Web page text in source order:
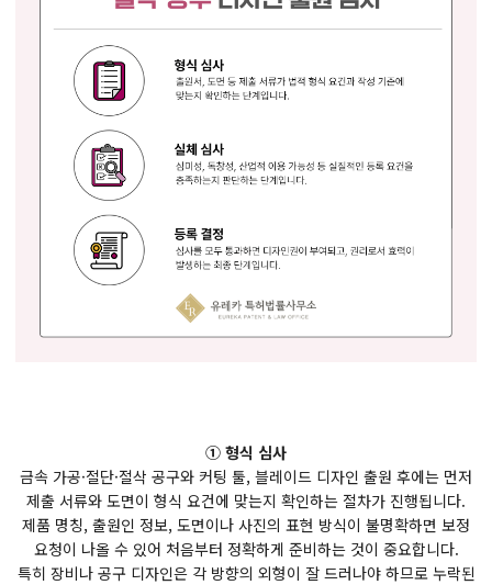
① 형식 심사
금속 가공·절단·절삭 공구와 커팅 툴, 블레이드 디자인 출원 후에는 먼저
제출 서류와 도면이 형식 요건에 맞는지 확인하는 절차가 진행됩니다.
제품 명칭, 출원인 정보, 도면이나 사진의 표현 방식이 불명확하면 보정
요청이 나올 수 있어 처음부터 정확하게 준비하는 것이 중요합니다.
특히 장비나 공구 디자인은 각 방향의 외형이 잘 드러나야 하므로 누락된